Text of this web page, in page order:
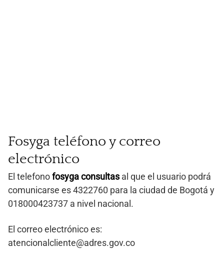
Fosyga teléfono y correo
electrónico
El telefonofosyga consultasal que el usuario podrá
comunicarse es 4322760 para la ciudad de Bogotá y
018000423737 a nivel nacional.
El correo electrónico es:
atencionalcliente@adres.gov.co